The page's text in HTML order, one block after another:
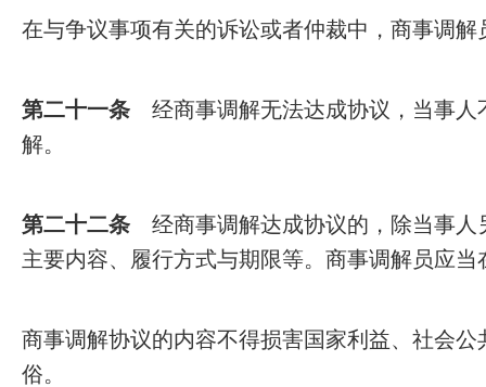
在与争议事项有关的诉讼或者仲裁中，商事调
第二十一条 经商事调解无法达成协议，当事人
解。
第二十二条 经商事调解达成协议的，除当事人
主要内容、履行方式与期限等。商事调解员应
商事调解协议的内容不得损害国家利益、社会
俗。